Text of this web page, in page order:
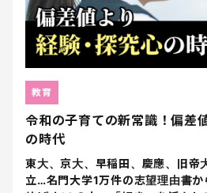
令和の子育ての新常識！偏差
の時代
東大、京大、早稲田、慶應、旧帝
立…名門大学1万件の志望理由書
教育